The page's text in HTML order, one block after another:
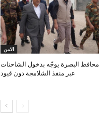
الامن
محافظ البصرة يوجّه بدخول الشاحنات
عبر منفذ الشلامجة دون قيود